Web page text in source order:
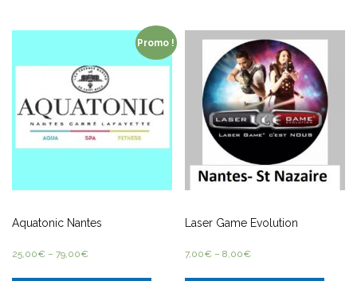
Promo !
Aquatonic Nantes
25,00€ – 79,00€
Laser Game Evolution
7,00€ –8,00€